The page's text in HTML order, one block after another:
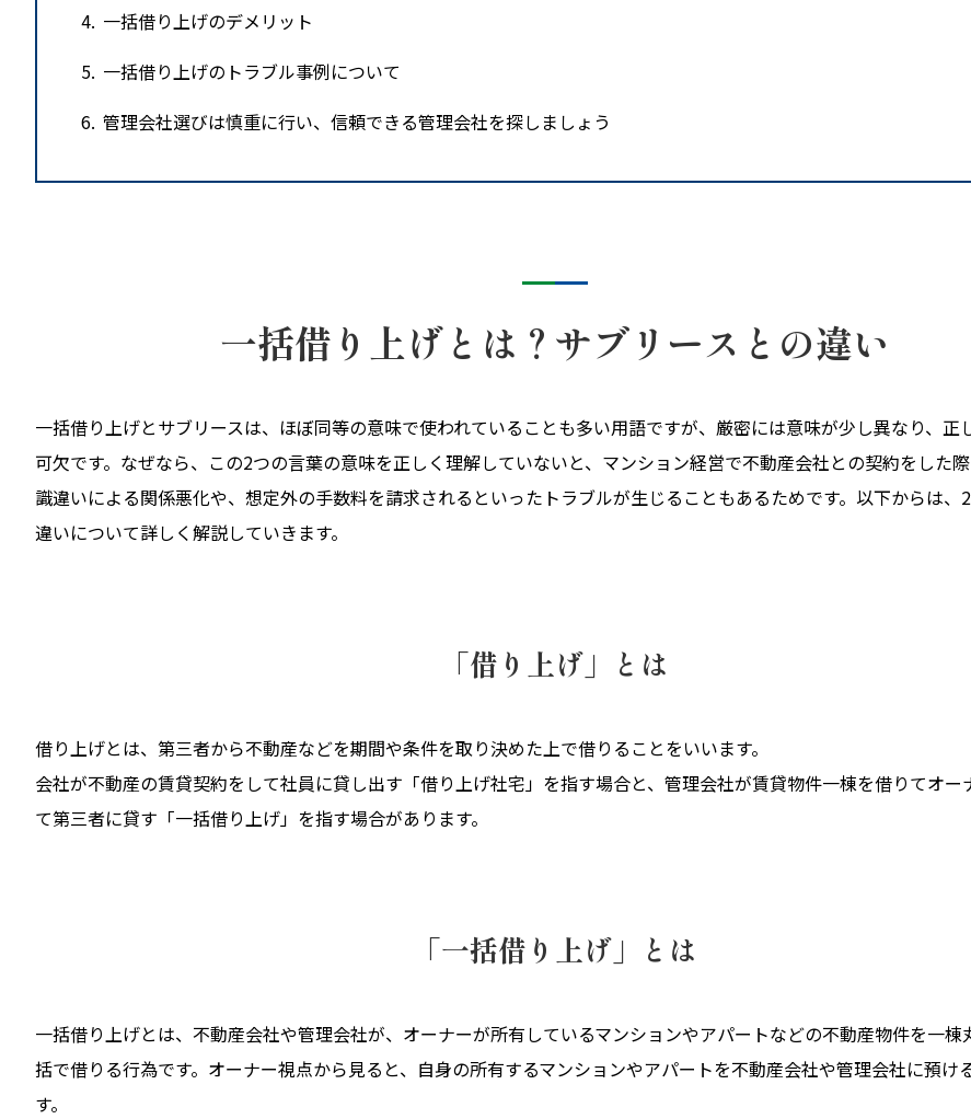
4 一括借り上げのデメリット
5 一括借り上げのトラブル事例について
6 管理会社選びは慎重に行い、信頼できる管理会社を探しましょう
一括借り上げとは？サブリースとの違い
一括借り上げとサブリースは、ほぼ同等の意味で使われていることも多い用語ですが、厳密には意味が少し異なり、正
可欠です。なぜなら、この2つの言葉の意味を正しく理解していないと、マンション経営で不動産会社との契約をした
識違いによる関係悪化や、想定外の手数料を請求されるといったトラブルが生じることもあるためです。以下からは、
違いについて詳しく解説していきます。
「借り上げ」とは
借り上げとは、第三者から不動産などを期間や条件を取り決めた上で借りることをいいます。
会社が不動産の賃貸契約をして社員に貸し出す「借り上げ社宅」を指す場合と、管理会社が賃貸物件一棟を借りてオー
て第三者に貸す「一括借り上げ」を指す場合があります。
「一括借り上げ」とは
一括借り上げとは、不動産会社や管理会社が、オーナーが所有しているマンションやアパートなどの不動産物件を一棟
括で借りる行為です。オーナー視点から見ると、自身の所有するマンションやアパートを不動産会社や管理会社に預け
す。